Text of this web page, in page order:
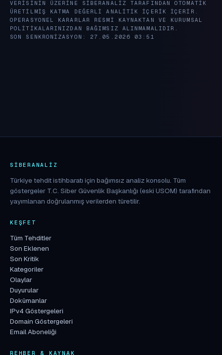
VERISININ ÜZERINE SIBERANALIZ TARAFINDAN OTOMATIK
ÜRETILMIŞ KATMA DEĞERLI ANALITIK IÇERIK IÇERIR.
OPERASYONEL KARARLAR RESMI KAYNAKTAN VE KURUMSAL
POLITIKALARINIZDAN BAĞIMSIZ ALINMAMALIDIR.
SON SENKRONIZASYON: 27.05.2026 03:51
SIBERANALIZ
Türkiye tehdit istihbaratı için bağımsız analiz konsolu. Tüm
göstergeler T.C. Siber Güvenlik Başkanlığı (eski USOM) tarafından
yayımlanan doğrulanmış verilerden türetilir.
KEŞFET
Tüm Tehditler
Son Eklenen
Son Kritik
Kategoriler
Olaylar
Duyurular
Dokümanlar
IPv4 Göstergeleri
Domain Göstergeleri
Email Aboneliği
REHBER & KAYNAK